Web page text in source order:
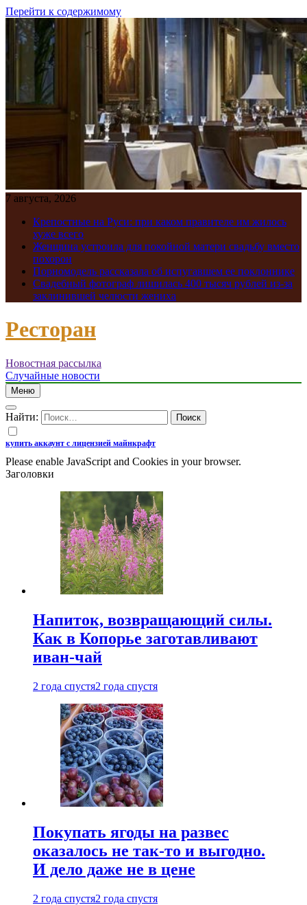
Перейти к содержимому
7 августа, 2026
Крепостные на Руси: при каком правителе им жилось
хуже всего
Женщина устроила для покойной матери свадьбу вместо
похорон
Порномодель рассказала об испугавшем ее поклоннике
Свадебный фотограф лишилась 400 тысяч рублей из-за
заклинившей челюсти жениха
Ресторан
Новостная рассылка
Случайные новости
Меню
Найти:
купить аккаунт с лицензией майнкрафт
Please enable JavaScript and Cookies in your browser.
Заголовки
Напиток, возвращающий силы.
Как в Копорье заготавливают
иван-чай
2 года спустя2 года спустя
Покупать ягоды на развес
оказалось не так-то и выгодно.
И дело даже не в цене
2 года спустя2 года спустя